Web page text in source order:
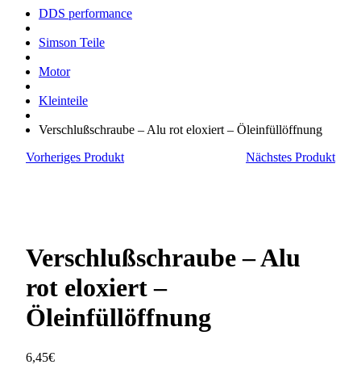
DDS performance
Simson Teile
Motor
Kleinteile
Verschlußschraube – Alu rot eloxiert – Öleinfüllöffnung
Vorheriges Produkt
Nächstes Produkt
Verschlußschraube – Alu
rot eloxiert –
Öleinfüllöffnung
6,45€